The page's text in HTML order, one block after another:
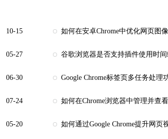
10-15 如何在安卓Chrome中优化网页图
05-27 谷歌浏览器是否支持插件使用时
06-30 Google Chrome标签页多任务处理
07-24 如何在Chrome浏览器中管理并查
05-20 如何通过Google Chrome提升网页